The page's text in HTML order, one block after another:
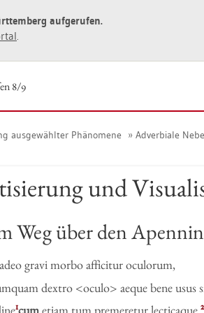
auf­ge­ru­fen.
.
8/9
aus­ge­wähl­ter Phä­no­me­ne Ad­ver­bia­le
und
Weg über den
gravi morbo af­fi­ci­tur ocu­l­o­rum,
dex­tro <oculo> aeque bene usus
1 2